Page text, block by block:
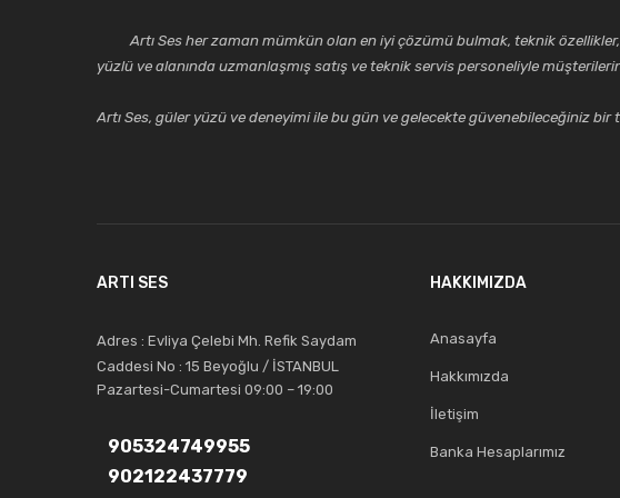
Artı Ses her zaman mümkün olan en iyi çözümü bulmak, teknik özellikler,
yüzlü ve alanında uzmanlaşmış satış ve teknik servis personeliyle
Artı Ses, güler yüzü ve deneyimi ile bu gün ve gelecekte güvenebileceğiniz bir
ARTI SES
Adres : Evliya Çelebi Mh. Refik Saydam
Caddesi No : 15 Beyoğlu / İSTANBUL
Pazartesi-Cumartesi 09:00 – 19:00
905324749955
902122437779
HAKKIMIZDA
Anasayfa
Hakkımızda
İletişim
Banka Hesaplarımız